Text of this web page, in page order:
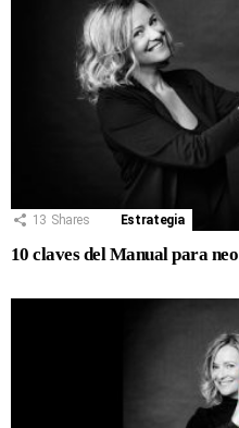
13 Shares Estrategia
10 claves del Manual para